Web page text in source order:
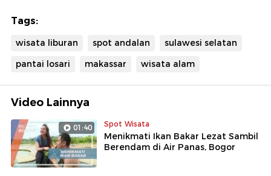
Tags:
wisata liburan spot andalan
sulawesi selatan
pantai losari
makassar wisata alam
Video Lainnya
01:40 Spot Wisata
Menikmati Ikan Bakar Lezat Sambil
Berendam di Air Panas, Bogor